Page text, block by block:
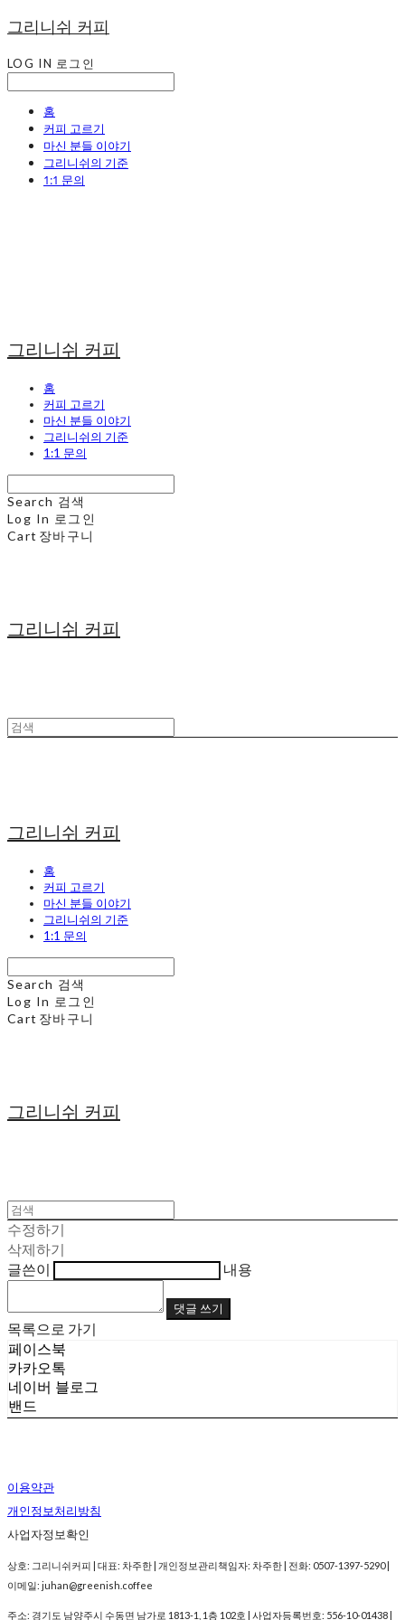
그리니쉬 커피
LOG IN 로그인
홈
커피 고르기
마신 분들 이야기
그리니쉬의 기준
1:1 문의
그리니쉬 커피
홈
커피 고르기
마신 분들 이야기
그리니쉬의 기준
1:1 문의
Search 검색
Log In 로그인
Cart 장바구니
그리니쉬 커피
그리니쉬 커피
홈
커피 고르기
마신 분들 이야기
그리니쉬의 기준
1:1 문의
Search 검색
Log In 로그인
Cart 장바구니
그리니쉬 커피
수정하기
삭제하기
글쓴이
내용
댓글 쓰기
목록으로 가기
페이스북
카카오톡
네이버 블로그
밴드
이용약관
개인정보처리방침
사업자정보확인
상호: 그리니쉬커피 | 대표: 차주한 | 개인정보관리책임자: 차주한 | 전화: 0507-1397-5290 |
이메일: juhan@greenish.coffee
주소: 경기도 남양주시 수동면 남가로 1813-1, 1층 102호 | 사업자등록번호: 556-10-01438 |